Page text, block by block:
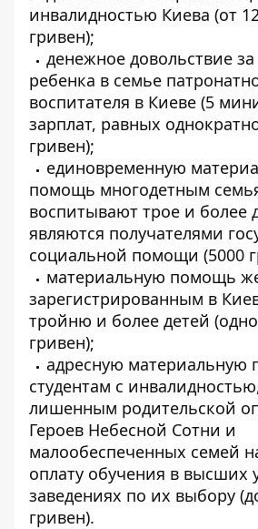
инвалидностью Киева (от
гривен);
денежное довольствие
ребенка в семье
воспитателя в Киеве (5
зарплат, равных
гривен);
единовременную
помощь многодетным
воспитывают трое и более
являются получателями
социальной помощи (5000
материальную помощь
зарегистрированным в
тройню и более детей
гривен);
адресную материальную
студентам с
лишенным родительской
Героев Небесной Сотни и
малообеспеченных семей
оплату обучения в высших
заведениях по их выбору
гривен).